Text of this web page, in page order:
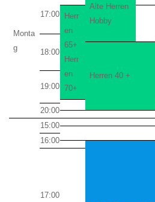
Monta
g
Alte Herren
Hobby
17:00
Herr
en
65+
Herr
en
70+
18:00
Herren 40 +
19:00
20:00
15:00
16:00
17:00